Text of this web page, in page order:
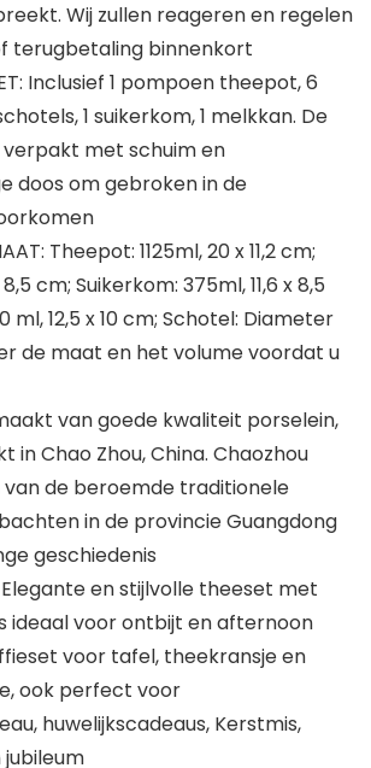
Wij zullen reageren en regelen
terugbetaling binnenkort
Inclusief 1 pompoen theepot, 6
1 suikerkom, 1 melkkan. De
met schuim en
doos om gebroken in de
Theepot: 1125ml, 20 x 11,2 cm;
cm; Suikerkom: 375ml, 11,6 x 8,5
ml, 12,5 x 10 cm; Schotel: Diameter
de maat en het volume voordat u
van goede kwaliteit porselein,
in Chao Zhou, China. Chaozhou
van de beroemde traditionele
in de provincie Guangdong
geschiedenis
Elegante en stijlvolle theeset met
ideaal voor ontbijt en afternoon
voor tafel, theekransje en
ook perfect voor
huwelijkscadeaus, Kerstmis,
jubileum